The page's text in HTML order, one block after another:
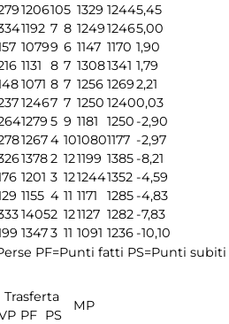
1206105 1329 12445,45
1192 7 8 124912465,00
10799 6 1147 1170 1,90
1131 8 7 13081341 1,79
1071 8 7 1256 12692,21
12467 7 1250 12400,03
1279 5 9 1181 1250 -2,90
12674 1010801177 -2,97
13782 121199 1385 -8,21
1201 3 1212441352 -4,59
1155 4 11 1171 1285 -4,83
14052 121127 1282 -7,83
13473 11 1091 1236 -10,10
PF=Punti fatti PS=Punti subiti
Trasferta
MP
P PF PS